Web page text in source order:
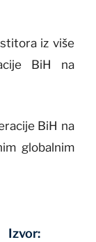
iz više
BiH na
BiH na
globalnim
Izvor: